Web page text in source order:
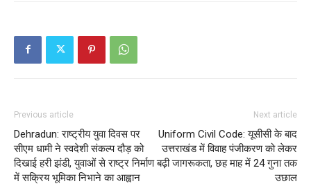
Previous article
Dehradun: राष्ट्रीय युवा दिवस पर
सीएम धामी ने स्वदेशी संकल्प दौड़ को
दिखाई हरी झंडी, युवाओं से राष्ट्र निर्माण
में सक्रिय भूमिका निभाने का आह्वान
Next article
Uniform Civil Code: यूसीसी के बाद
उत्तराखंड में विवाह पंजीकरण को लेकर
बढ़ी जागरूकता, छह माह में 24 गुना तक
उछाल